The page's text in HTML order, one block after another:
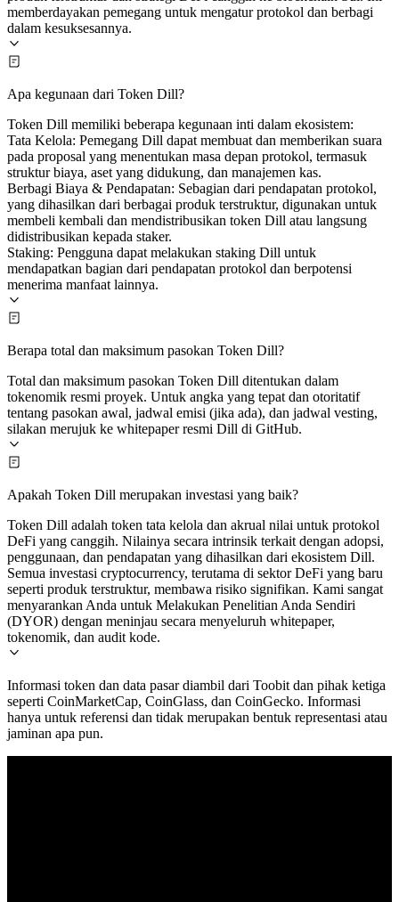
memberdayakan pemegang untuk mengatur protokol dan berbagi
dalam kesuksesannya.
Apa kegunaan dari Token Dill?
Token Dill memiliki beberapa kegunaan inti dalam ekosistem:
Tata Kelola: Pemegang Dill dapat membuat dan memberikan suara
pada proposal yang menentukan masa depan protokol, termasuk
struktur biaya, aset yang didukung, dan manajemen kas.
Berbagi Biaya & Pendapatan: Sebagian dari pendapatan protokol,
yang dihasilkan dari berbagai produk terstruktur, digunakan untuk
membeli kembali dan mendistribusikan token Dill atau langsung
didistribusikan kepada staker.
Staking: Pengguna dapat melakukan staking Dill untuk
mendapatkan bagian dari pendapatan protokol dan berpotensi
menerima manfaat lainnya.
Berapa total dan maksimum pasokan Token Dill?
Total dan maksimum pasokan Token Dill ditentukan dalam
tokenomik resmi proyek. Untuk angka yang tepat dan otoritatif
tentang pasokan awal, jadwal emisi (jika ada), dan jadwal vesting,
silakan merujuk ke whitepaper resmi Dill di GitHub.
Apakah Token Dill merupakan investasi yang baik?
Token Dill adalah token tata kelola dan akrual nilai untuk protokol
DeFi yang canggih. Nilainya secara intrinsik terkait dengan adopsi,
penggunaan, dan pendapatan yang dihasilkan dari ekosistem Dill.
Semua investasi cryptocurrency, terutama di sektor DeFi yang baru
seperti produk terstruktur, membawa risiko signifikan. Kami sangat
menyarankan Anda untuk Melakukan Penelitian Anda Sendiri
(DYOR) dengan meninjau secara menyeluruh whitepaper,
tokenomik, dan audit kode.
Informasi token dan data pasar diambil dari Toobit dan pihak ketiga
seperti CoinMarketCap, CoinGlass, dan CoinGecko. Informasi
hanya untuk referensi dan tidak merupakan bentuk representasi atau
jaminan apa pun.